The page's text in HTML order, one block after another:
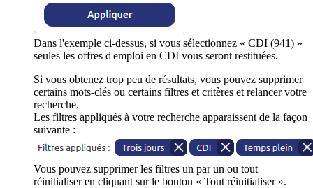
Dans l'exemple ci-dessus, si vous sélectionnez « CDI (941) »
seules les offres d'emploi en CDI vous seront restituées.
Si vous obtenez trop peu de résultats, vous pouvez supprimer
certains mots-clés ou certains filtres et critères et relancer votre
recherche.
Les filtres appliqués à votre recherche apparaissent de la façon
suivante :
Vous pouvez supprimer les filtres un par un ou tout
réinitialiser en cliquant sur le bouton « Tout réinitialiser ».